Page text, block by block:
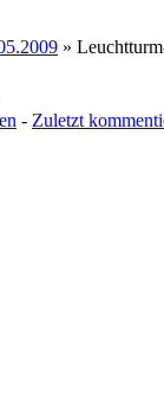
»
- Zuletzt